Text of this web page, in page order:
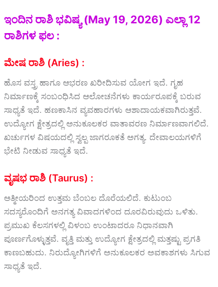
ಇಂದಿನ ರಾಶಿ ಭವಿಷ್ಯ (May 19, 2026) ಎಲ್ಲಾ 12
ರಾಶಿಗಳ ಫಲ :
ಮೇಷ ರಾಶಿ (Aries) :
ಹೊಸ ವಸ್ತ್ರ ಹಾಗೂ ಆಭರಣ ಖರೀದಿಸುವ ಯೋಗ ಇದೆ. ಗೃಹ
ನಿರ್ಮಾಣಕ್ಕೆ ಸಂಬಂಧಿಸಿದ ಆಲೋಚನೆಗಳು ಕಾರ್ಯರೂಪಕ್ಕೆ ಬರುವ
ಸಾಧ್ಯತೆ ಇದೆ. ಹಣಕಾಸಿನ ವ್ಯವಹಾರಗಳು ಆಶಾದಾಯಕವಾಗಿರುತ್ತವೆ.
ಉದ್ಯೋಗ ಕ್ಷೇತ್ರದಲ್ಲಿ ಅನುಕೂಲಕರ ವಾತಾವರಣ ನಿರ್ಮಾಣವಾಗಲಿದೆ.
ಖರ್ಚುಗಳ ವಿಷಯದಲ್ಲಿ ಸ್ವಲ್ಪ ಜಾಗರೂಕತೆ ಅಗತ್ಯ. ದೇವಾಲಯಗಳಿಗೆ
ಭೇಟಿ ನೀಡುವ ಸಾಧ್ಯತೆ ಇದೆ.
ವೃಷಭ ರಾಶಿ (Taurus) :
ಆತ್ಮೀಯರಿಂದ ಉತ್ತಮ ಬೆಂಬಲ ದೊರೆಯಲಿದೆ. ಕುಟುಂಬ
ಸದಸ್ಯರೊಂದಿಗೆ ಅನಗತ್ಯ ವಿವಾದಗಳಿಂದ ದೂರವಿರುವುದು ಒಳಿತು.
ಪ್ರಮುಖ ಕೆಲಸಗಳಲ್ಲಿ ವಿಳಂಬ ಉಂಟಾದರೂ ನಿಧಾನವಾಗಿ
ಪೂರ್ಣಗೊಳ್ಳುತ್ತವೆ. ವೃತ್ತಿ ಮತ್ತು ಉದ್ಯೋಗ ಕ್ಷೇತ್ರದಲ್ಲಿ ಮತ್ತಷ್ಟು ಪ್ರಗತಿ
ಕಾಣಬಹುದು. ನಿರುದ್ಯೋಗಿಗಳಿಗೆ ಅನುಕೂಲಕರ ಅವಕಾಶಗಳು ಸಿಗುವ
ಸಾಧ್ಯತೆ ಇದೆ.